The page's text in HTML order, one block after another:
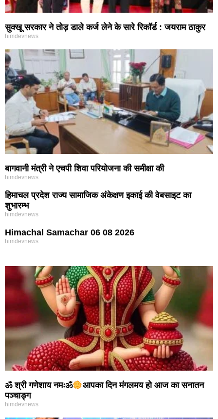
सुक्खू सरकार ने तोड़ डाले कर्ज लेने के सारे रिकॉर्ड : जयराम ठाकुर
himdevnews
बागवानी मंत्री ने एचपी शिवा परियोजना की समीक्षा की
himdevnews
हिमाचल प्रदेश राज्य सामाजिक अंकेक्षण इकाई की वेबसाइट का
शुभारम्भ
himdevnews
Himachal Samachar 06 08 2026
himdevnews
ॐ श्री गणेशाय नमःॐ
आपका दिन मंगलमय हो आज का सनातन
पञ्चाङ्ग
himdevnews